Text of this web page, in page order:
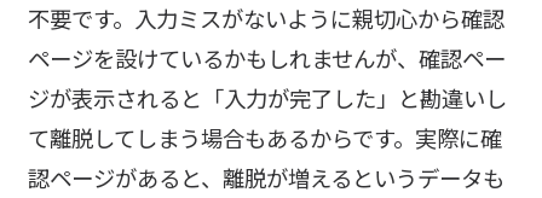
不要です。入力ミスがないように親切心から確認
ページを設けているかもしれませんが、確認ペー
ジが表示されると「入力が完了した」と勘違いし
て離脱してしまう場合もあるからです。実際に確
認ページがあると、離脱が増えるというデータも